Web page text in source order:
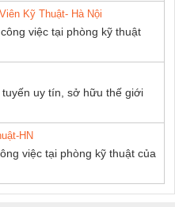
Kỹ Thuật- Hà Nội
việc tại phòng kỹ thuật
uy tín, sở hữu thế giới
HN
việc tại phòng kỹ thuật của